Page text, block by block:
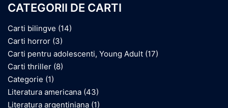
CATEGORII DE CARTI
Carti bilingve (14)
Carti horror (3)
Carti pentru adolescenti, Young Adult (17)
Carti thriller (8)
Categorie (1)
Literatura americana (43)
Literatura argentiniana (1)